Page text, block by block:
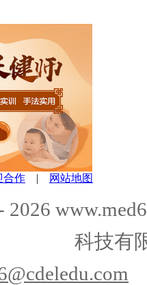
合作 | 网站地图
2026
科技有